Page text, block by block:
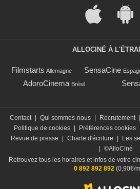
ALLOCINÉ À
Filmstarts Allemagne SensaCine
AdoroCinema Brésil
Contact Qui sommes-nous Recrutement
Politique de cookies
Préférences cookies
Revue de presse
Charte d'écriture Les
©AlloCiné
Retrouvez tous les horaires et infos de votre
0 892 892 892(0,90€/